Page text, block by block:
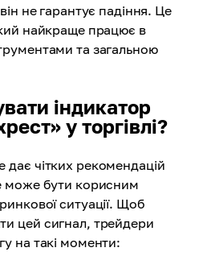
не гарантує падіння. Це
найкраще працює в
та загальною
індикатор
у торгівлі?
чітких рекомендацій
може бути корисним
ситуації. Щоб
цей сигнал, трейдери
на такі моменти: